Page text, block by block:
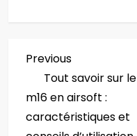
N
a
v
Previous
Post
Previous
Tout savoir sur le
m16 en airsoft :
caractéristiques et